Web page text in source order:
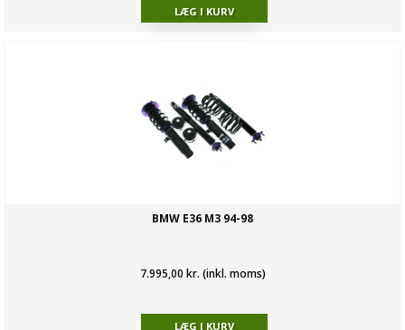
BMW E36 M3 94-98
7.995,00 kr. (inkl. moms)